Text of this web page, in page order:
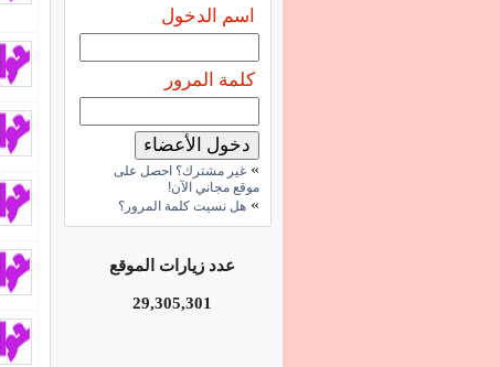
اسم الدخول
كلمة المرور
» غير مشترك؟ احصل على
موقع مجاني الآن!
» هل نسيت كلمة المرور؟
عدد زيارات الموقع
29,305,301